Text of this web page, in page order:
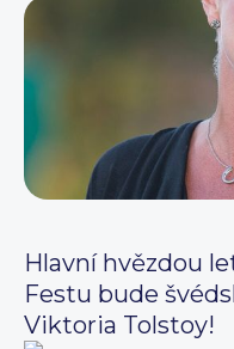
Hlavní hvězdou
Festu bude
Viktoria Tolstoy!